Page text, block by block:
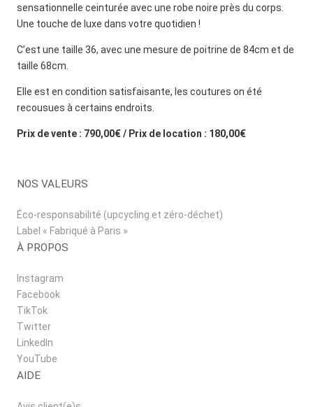
sensationnelle ceinturée avec une robe noire près du corps.
Une touche de luxe dans votre quotidien !
C’est une taille 36, avec une mesure de poitrine de 84cm et de
taille 68cm.
Elle est en condition satisfaisante, les coutures on été
recousues à certains endroits.
Prix de vente : 790,00€ / Prix de location : 180,00€
NOS VALEURS
Éco-responsabilité (upcycling et zéro-déchet)
Label « Fabriqué à Paris »
À PROPOS
Instagram
Facebook
TikTok
Twitter
LinkedIn
YouTube
AIDE